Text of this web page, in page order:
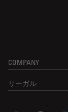
COMPANY
リーガル